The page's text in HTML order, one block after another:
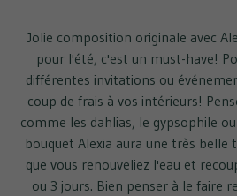
Jolie composition originale avec
pour l'été, c'est un must-have!
différentes invitations ou
coup de frais à vos intérieurs!
comme les dahlias, le gypsophile
bouquet Alexia aura une très belle
que vous renouveliez l'eau et
ou 3 jours. Bien penser à le faire